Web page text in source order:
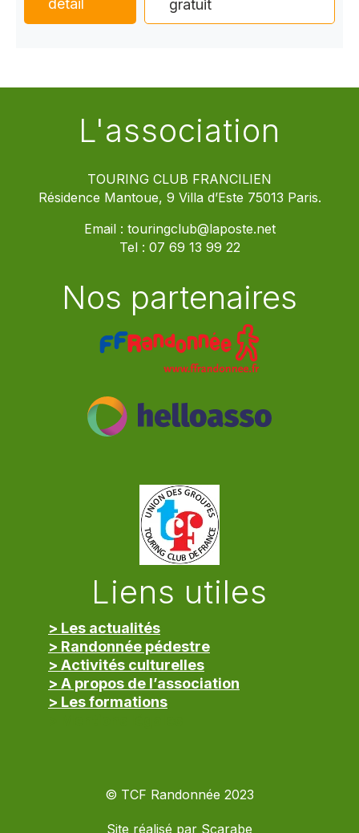
détail
gratuit
L'association
TOURING CLUB FRANCILIEN
Résidence Mantoue, 9 Villa d’Este 75013 Paris.
Email : touringclub@laposte.net
Tel : 07 69 13 99 22
Nos partenaires
Liens utiles
> Les actualités
> Randonnée pédestre
> Activités culturelles
> A propos de l’association
> Les formations
© TCF Randonnée 2023
Site réalisé par Scarabe